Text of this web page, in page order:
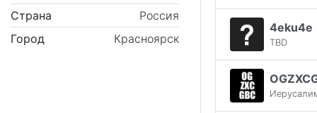
Страна
Россия
Город
Красноярск
4eku4e
TBD